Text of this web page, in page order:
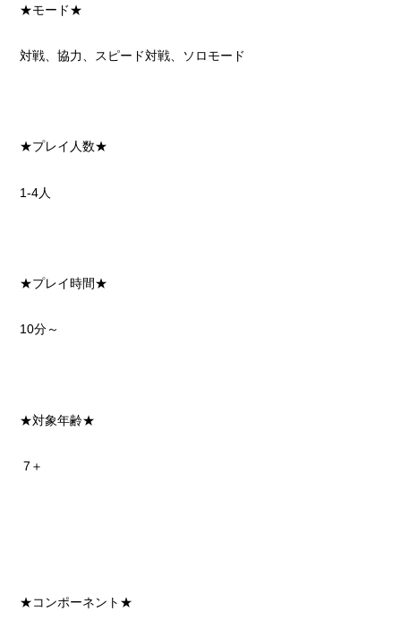
★モード★
対戦、協力、スピード対戦、ソロモード
★プレイ人数★
1-4人
★プレイ時間★
10分～
★対象年齢★
7＋
★コンポーネント★